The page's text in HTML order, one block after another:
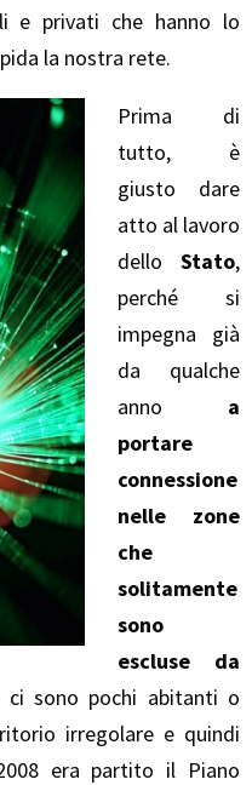
e privati che hanno lo
la nostra rete.
Prima di
tutto, è
giusto dare
atto al lavoro
dello Stato,
perché si
impegna già
da qualche
anno a
portare
connessione
nelle zone
che
solitamente
sono
escluse da
ci sono pochi abitanti o
irregolare e quindi
era partito il Piano